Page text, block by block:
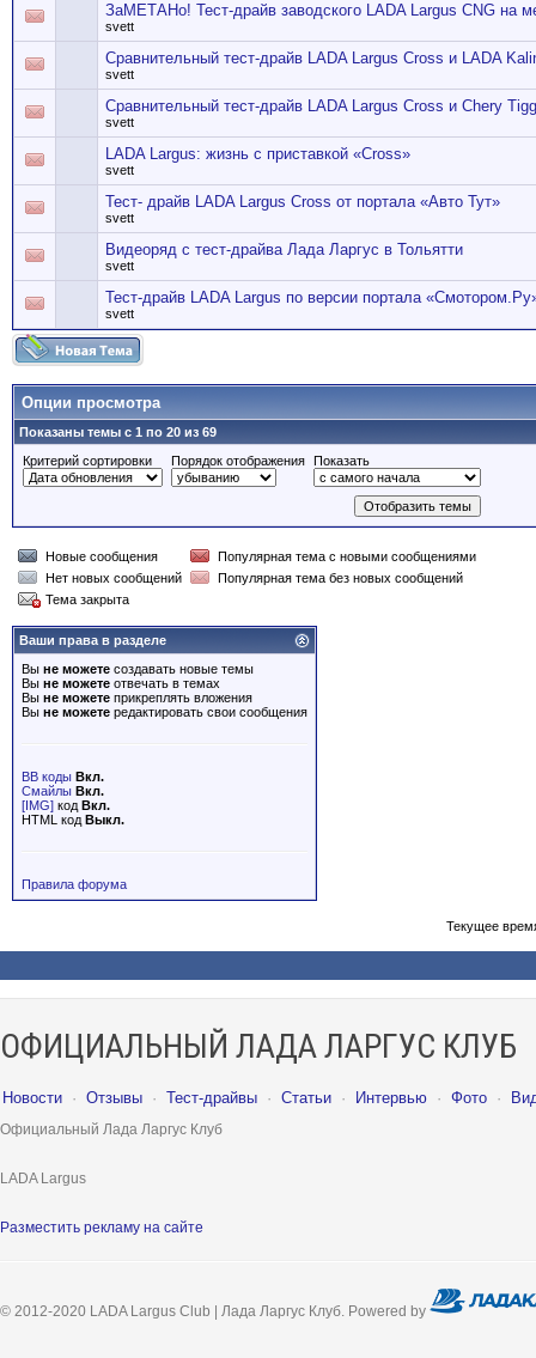
ЗаМЕТАНо! Тест-драйв заводского LADA Largus CNG на
svett
Сравнительный тест-драйв LADA Largus Cross и LADA
svett
Сравнительный тест-драйв LADA Largus Cross и Chery
svett
LADA Largus: жизнь с приставкой «Cross»
svett
Тест- драйв LADA Largus Cross от портала «Авто Тут»
svett
Видеоряд с тест-драйва Лада Ларгус в Тольятти
svett
Тест-драйв LADA Largus по версии портала
svett
Опции просмотра
Показаны темы с 1 по 20 из 69
Критерий сортировки
Порядок отображения Показать
Новые сообщения
Популярная тема с новыми сообщениями
Нет новых сообщений
Популярная тема без новых сообщений
Тема закрыта
Ваши права в разделе
Вы не можете создавать новые темы
Вы не можете отвечать в темах
Вы не можете прикреплять вложения
Вы не можете редактировать свои сообщения
BB коды Вкл.
Смайлы Вкл.
[IMG] код Вкл.
HTML код Выкл.
Правила форума
Текущее
ОФИЦИАЛЬНЫЙ ЛАДА ЛАРГУС КЛУБ
Новости · Отзывы · Тест-драйвы · Статьи · Интервью · Фото ·
Официальный Лада Ларгус Клуб
LADA Largus
Разместить рекламу на сайте
© 2012-2020 LADA Largus Club | Лада Ларгус Клуб. Powered by